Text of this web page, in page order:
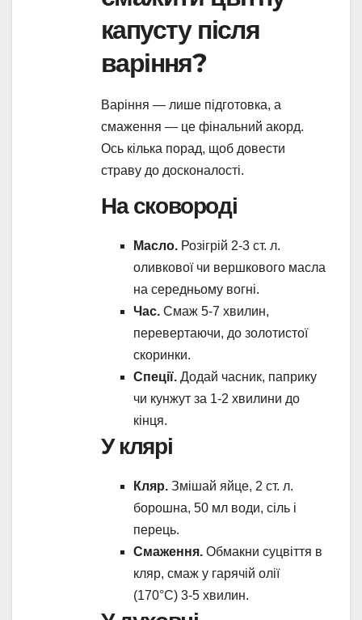
капусту після
варіння?
Варіння — лише підготовка, а
смаження — це фінальний акорд.
Ось кілька порад, щоб довести
страву до досконалості.
На сковороді
Масло. Розігрій 2-3 ст. л.
оливкової чи вершкового масла
на середньому вогні.
Час. Смаж 5-7 хвилин,
перевертаючи, до золотистої
скоринки.
Спеції. Додай часник, паприку
чи кунжут за 1-2 хвилини до
кінця.
У клярі
Кляр. Змішай яйце, 2 ст. л.
борошна, 50 мл води, сіль і
перець.
Смаження. Обмакни суцвіття в
кляр, смаж у гарячій олії
(170°C) 3-5 хвилин.